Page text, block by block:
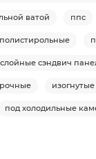
ватой ппс
сэндвич
под холодильные